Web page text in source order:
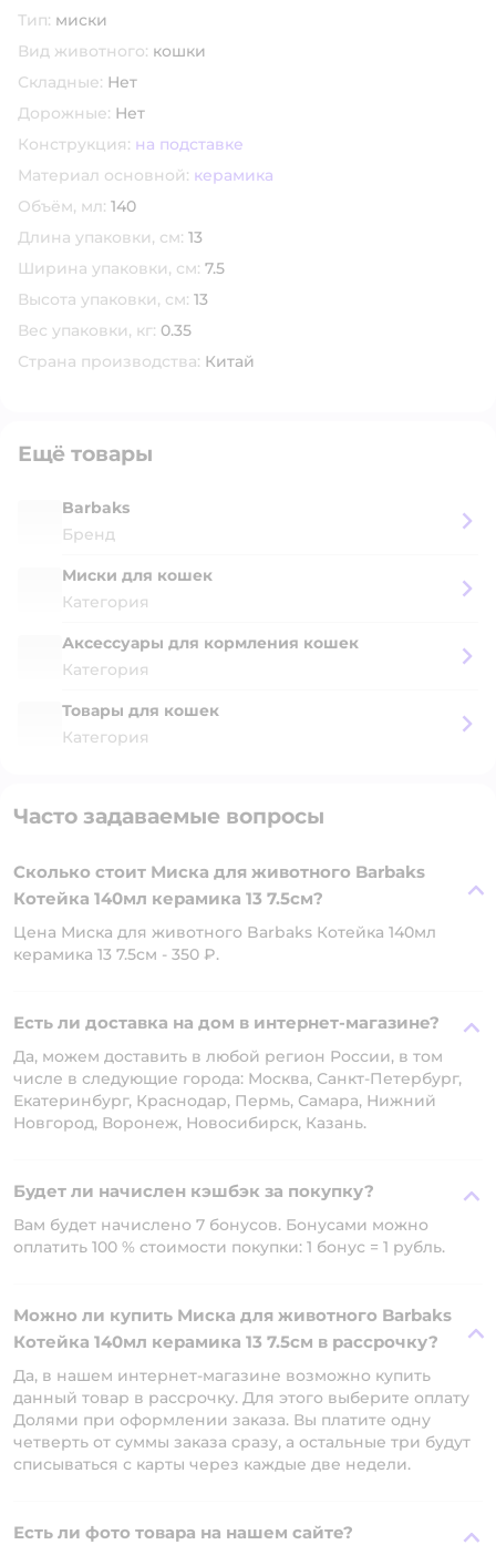
Тип: миски
Вид животного: кошки
Складные: Нет
Дорожные: Нет
Конструкция: на подставке
Материал основной: керамика
Объём, мл: 140
Длина упаковки, см: 13
Ширина упаковки, см: 7.5
Высота упаковки, см: 13
Вес упаковки, кг: 0.35
Страна производства: Китай
Ещё товары
Barbaks
Бренд
Миски для кошек
Категория
Аксессуары для кормления кошек
Категория
Товары для кошек
Категория
Часто задаваемые вопросы
Сколько стоит Миска для животного Barbaks
Котейка 140мл керамика 13 7.5см?
Цена Миска для животного Barbaks Котейка 140мл
керамика 13 7.5см - 350 ₽.
Есть ли доставка на дом в интернет-магазине?
Да, можем доставить в любой регион России, в том
числе в следующие города: Москва, Санкт-Петербург,
Екатеринбург, Краснодар, Пермь, Самара, Нижний
Новгород, Воронеж, Новосибирск, Казань.
Будет ли начислен кэшбэк за покупку?
Вам будет начислено 7 бонусов. Бонусами можно
оплатить 100 % стоимости покупки: 1 бонус = 1 рубль.
Можно ли купить Миска для животного Barbaks
Котейка 140мл керамика 13 7.5см в рассрочку?
Да, в нашем интернет-магазине возможно купить
данный товар в рассрочку. Для этого выберите оплату
Долями при оформлении заказа. Вы платите одну
четверть от суммы заказа сразу, а остальные три будут
списываться с карты через каждые две недели.
Есть ли фото товара на нашем сайте?